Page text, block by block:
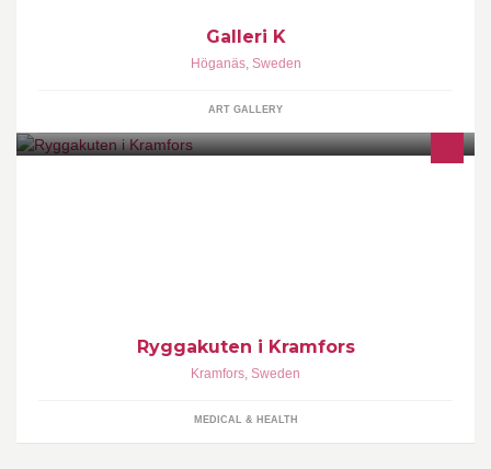
Galleri K
Höganäs, Sweden
ART GALLERY
Ryggakuten i Kramfors
Kramfors, Sweden
MEDICAL & HEALTH